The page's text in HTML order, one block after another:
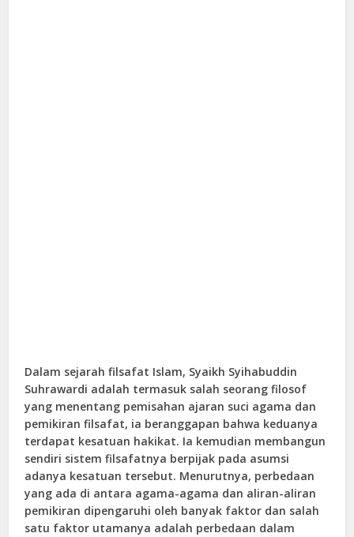
Dalam sejarah filsafat Islam, Syaikh Syihabuddin
Suhrawardi adalah termasuk salah seorang filosof
yang menentang pemisahan ajaran suci agama dan
pemikiran filsafat, ia beranggapan bahwa keduanya
terdapat kesatuan hakikat. Ia kemudian membangun
sendiri sistem filsafatnya berpijak pada asumsi
adanya kesatuan tersebut. Menurutnya, perbedaan
yang ada di antara agama-agama dan aliran-aliran
pemikiran dipengaruhi oleh banyak faktor dan salah
satu faktor utamanya adalah perbedaan dalam